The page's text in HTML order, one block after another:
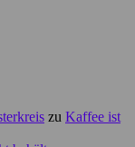
zu Kaffee ist